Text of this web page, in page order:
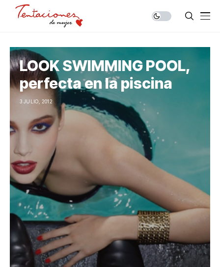
LOOK SWIMMING POOL,
perfecta en la piscina
3 JULIO, 2012